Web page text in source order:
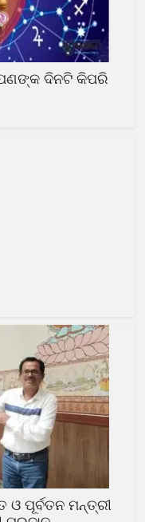
ଦିନଟି କିପରି
ଓ ପୂର୍ବତନ ମନ୍ତ୍ରୀ